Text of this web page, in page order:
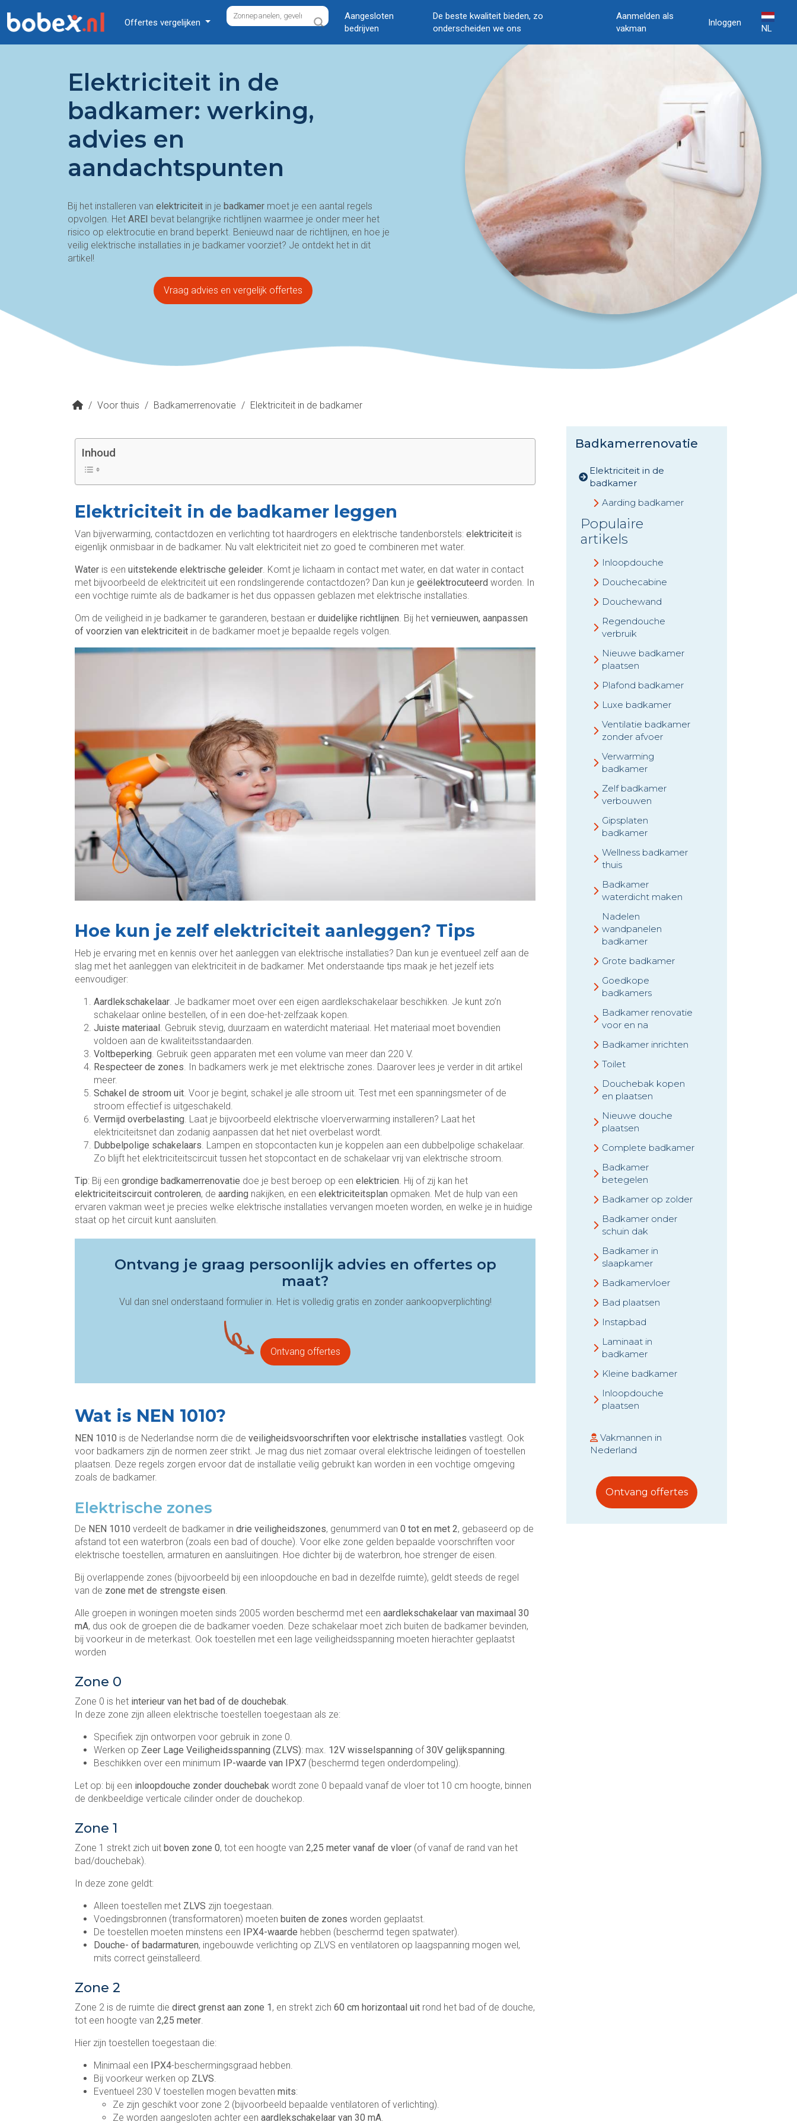
Offertes vergelijken
Aangesloten
bedrijven
De beste kwaliteit bieden, zo
onderscheiden we ons
Aanmelden als
vakman
Inloggen
NL
Elektriciteit in de
badkamer: werking,
advies en
aandachtspunten
Bij het installeren van elektriciteit in je badkamer moet je een aantal regels
opvolgen. Het AREI bevat belangrijke richtlijnen waarmee je onder meer het
risico op elektrocutie en brand beperkt. Benieuwd naar de richtlijnen, en hoe je
veilig elektrische installaties in je badkamer voorziet? Je ontdekt het in dit
artikel!
Vraag advies en vergelijk offertes
/ Voor thuis / Badkamerrenovatie / Elektriciteit in de badkamer
Inhoud
Elektriciteit in de badkamer leggen
Van bijverwarming, contactdozen en verlichting tot haardrogers en elektrische tandenborstels: elektriciteit is
eigenlijk onmisbaar in de badkamer. Nu valt elektriciteit niet zo goed te combineren met water.
Water is een uitstekende elektrische geleider. Komt je lichaam in contact met water, en dat water in contact
met bijvoorbeeld de elektriciteit uit een rondslingerende contactdozen? Dan kun je geëlektrocuteerd worden. In
een vochtige ruimte als de badkamer is het dus oppassen geblazen met elektrische installaties.
Om de veiligheid in je badkamer te garanderen, bestaan er duidelijke richtlijnen. Bij het vernieuwen, aanpassen
of voorzien van elektriciteit in de badkamer moet je bepaalde regels volgen.
Hoe kun je zelf elektriciteit aanleggen? Tips
Heb je ervaring met en kennis over het aanleggen van elektrische installaties? Dan kun je eventueel zelf aan de
slag met het aanleggen van elektriciteit in de badkamer. Met onderstaande tips maak je het jezelf iets
eenvoudiger:
Aardlekschakelaar. Je badkamer moet over een eigen aardlekschakelaar beschikken. Je kunt zo’n
schakelaar online bestellen, of in een doe-het-zelfzaak kopen.
Juiste materiaal . Gebruik stevig, duurzaam en waterdicht materiaal. Het materiaal moet bovendien
voldoen aan de kwaliteitsstandaarden.
Voltbeperking. Gebruik geen apparaten met een volume van meer dan 220 V.
Respecteer de zones. In badkamers werk je met elektrische zones. Daarover lees je verder in dit artikel
meer.
Schakel de stroom uit. Voor je begint, schakel je alle stroom uit. Test met een spanningsmeter of de
stroom effectief is uitgeschakeld.
Vermijd overbelasting. Laat je bijvoorbeeld elektrische vloerverwarming installeren? Laat het
elektriciteitsnet dan zodanig aanpassen dat het niet overbelast wordt.
Dubbelpolige schakelaars. Lampen en stopcontacten kun je koppelen aan een dubbelpolige schakelaar.
Zo blijft het elektriciteitscircuit tussen het stopcontact en de schakelaar vrij van elektrische stroom.
Tip: Bij een grondige badkamerrenovatie doe je best beroep op een elektricien. Hij of zij kan het
elektriciteitscircuit controleren, de aarding nakijken, en een elektriciteitsplan opmaken. Met de hulp van een
ervaren vakman weet je precies welke elektrische installaties vervangen moeten worden, en welke je in huidige
staat op het circuit kunt aansluiten.
Ontvang je graag persoonlijk advies en offertes op
maat?
Vul dan snel onderstaand formulier in. Het is volledig gratis en zonder aankoopverplichting!
Ontvang offertes
Wat is NEN 1010?
NEN 1010 is de Nederlandse norm die de veiligheidsvoorschriften voor elektrische installaties vastlegt. Ook
voor badkamers zijn de normen zeer strikt. Je mag dus niet zomaar overal elektrische leidingen of toestellen
plaatsen. Deze regels zorgen ervoor dat de installatie veilig gebruikt kan worden in een vochtige omgeving
zoals de badkamer.
Elektrische zones
De NEN 1010 verdeelt de badkamer in drie veiligheidszones, genummerd van 0 tot en met 2, gebaseerd op de
afstand tot een waterbron (zoals een bad of douche). Voor elke zone gelden bepaalde voorschriften voor
elektrische toestellen, armaturen en aansluitingen. Hoe dichter bij de waterbron, hoe strenger de eisen.
Bij overlappende zones (bijvoorbeeld bij een inloopdouche en bad in dezelfde ruimte), geldt steeds de regel
van de zone met de strengste eisen.
Alle groepen in woningen moeten sinds 2005 worden beschermd met een aardlekschakelaar van maximaal 30
mA, dus ook de groepen die de badkamer voeden. Deze schakelaar moet zich buiten de badkamer bevinden,
bij voorkeur in de meterkast. Ook toestellen met een lage veiligheidsspanning moeten hierachter geplaatst
worden
Zone 0
Zone 0 is het interieur van het bad of de douchebak.
In deze zone zijn alleen elektrische toestellen toegestaan als ze:
Specifiek zijn ontworpen voor gebruik in zone 0.
Werken op Zeer Lage Veiligheidsspanning (ZLVS): max. 12V wisselspanning of 30V gelijkspanning.
Beschikken over een minimum
IP-waarde van IPX7 (beschermd tegen onderdompeling).
Let op: bij een inloopdouche zonder douchebak wordt zone 0 bepaald vanaf de vloer tot 10 cm hoogte, binnen
de denkbeeldige verticale cilinder onder de douchekop.
Zone 1
Zone 1 strekt zich uit boven zone 0, tot een hoogte van 2,25 meter vanaf de vloer (of vanaf de rand van het
bad/douchebak).
In deze zone geldt:
Alleen toestellen met ZLVS zijn toegestaan.
Voedingsbronnen (transformatoren) moeten buiten de zones worden geplaatst.
De toestellen moeten minstens een
IPX4-waarde hebben (beschermd tegen spatwater).
Douche- of badarmaturen, ingebouwde verlichting op ZLVS en ventilatoren op laagspanning mogen wel,
mits correct geïnstalleerd.
Zone 2
Zone 2 is de ruimte die direct grenst aan zone 1 , en strekt zich 60 cm horizontaal uit rond het bad of de douche,
tot een hoogte van 2,25 meter.
Hier zijn toestellen toegestaan die:
Minimaal een
IPX4-beschermingsgraad hebben.
Bij voorkeur werken op ZLVS.
Eventueel 230 V toestellen mogen bevatten mits:
Ze zijn geschikt voor zone 2 (bijvoorbeeld bepaalde ventilatoren of verlichting).
Ze worden aangesloten achter een aardlekschakelaar van 30 mA.
Badkamerrenovatie
Elektriciteit in de
badkamer
Aarding badkamer
Populaire
artikels
Inloopdouche
Douchecabine
Douchewand
Regendouche
verbruik
Nieuwe badkamer
plaatsen
Plafond badkamer
Luxe badkamer
Ventilatie badkamer
zonder afvoer
Verwarming
badkamer
Zelf badkamer
verbouwen
Gipsplaten
badkamer
Wellness badkamer
thuis
Badkamer
waterdicht maken
Nadelen
wandpanelen
badkamer
Grote badkamer
Goedkope
badkamers
Badkamer renovatie
voor en na
Badkamer inrichten
Toilet
Douchebak kopen
en plaatsen
Nieuwe douche
plaatsen
Complete badkamer
Badkamer
betegelen
Badkamer op zolder
Badkamer onder
schuin dak
Badkamer in
slaapkamer
Badkamervloer
Bad plaatsen
Instapbad
Laminaat in
badkamer
Kleine badkamer
Inloopdouche
plaatsen
Vakmannen in
Nederland
Ontvang offertes